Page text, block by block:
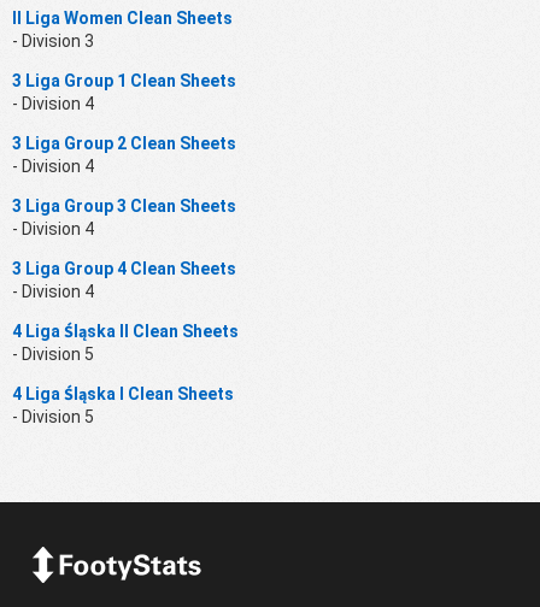
II Liga Women Clean Sheets
- Division 3
3 Liga Group 1 Clean Sheets
- Division 4
3 Liga Group 2 Clean Sheets
- Division 4
3 Liga Group 3 Clean Sheets
- Division 4
3 Liga Group 4 Clean Sheets
- Division 4
4 Liga Śląska II Clean Sheets
- Division 5
4 Liga Śląska I Clean Sheets
- Division 5